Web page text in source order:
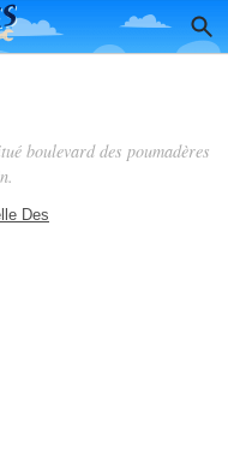
boulevard des poumadères
Des